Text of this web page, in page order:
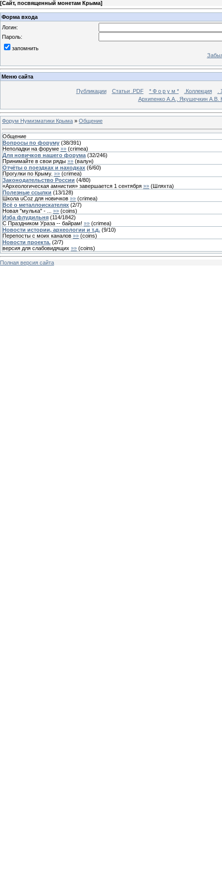
[Сайт, посвященный монетам Крыма]
Форма входа
Логин:
Пароль:
запомнить
Меню сайта
Публикации Статьи .PDF * Ф о р у м * .Коллекция
Архипенко А.А., Якушечкин А.В.
Форум Нумизматики Крыма » Общение
Общение
Вопросы по форуму (38/391)
Неполадки на форуме »» (crimea)
Для новичков нашего форума (32/246)
Принимайте в свои ряды »» (валун)
Отчёты о поездках и находках (6/60)
Прогулки по Крыму. »» (crimea)
Законодательство России (4/80)
«Археологическая амнистия» завершается 1 сентября »» (Шляхта)
Полезные ссылки (13/128)
Школа uCoz для новичков »» (crimea)
Всё о металлоискателях (2/7)
Новая "мулька" - ...
»» (coins)
Изба флудильня (114/1842)
С Праздником Ураза -- байрам! »» (crimea)
Новости истории, археологии и т.д. (9/10)
Перепосты с моих каналов »» (coins)
Новости проекта. (2/7)
версия для слабовидящих »» (coins)
Полная версия сайта